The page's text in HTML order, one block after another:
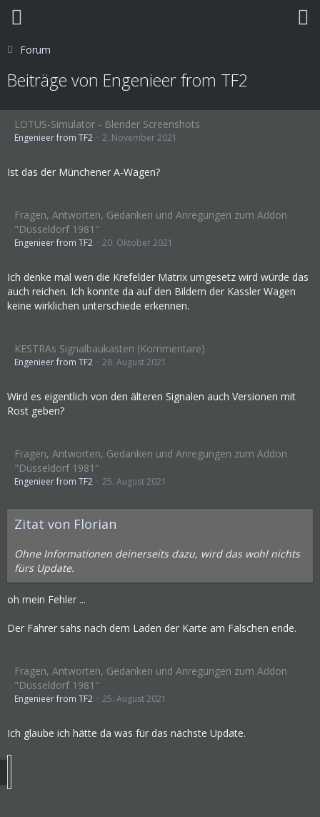
Forum
Beiträge von Engenieer from TF2
LOTUS-Simulator - Blender Screenshots
Engenieer from TF2 2. November 2021
Ist das der Münchener A-Wagen?
Fragen, Antworten, Gedanken und Anregungen zum Addon
"Düsseldorf 1981"
Engenieer from TF2 20. Oktober 2021
Ich denke mal wen die Krefelder Matrix umgesetz wird würde das
auch reichen. Ich konnte da auf den Bildern der Kassler Wagen
keine wirklichen unterschiede erkennen.
KESTRAs Signalbaukasten (Kommentare)
Engenieer from TF2 28. August 2021
Wird es eigentlich von den älteren Signalen auch Versionen mit
Rost geben?
Fragen, Antworten, Gedanken und Anregungen zum Addon
"Düsseldorf 1981"
Engenieer from TF2 25. August 2021
Zitat von Florian
Ohne Informationen deinerseits dazu, wird das wohl nichts
fürs Update.
oh mein Fehler ...
Der Fahrer sahs nach dem Laden der Karte am Falschen ende.
Fragen, Antworten, Gedanken und Anregungen zum Addon
"Düsseldorf 1981"
Engenieer from TF2 25. August 2021
Ich glaube ich hätte da was für das nächste Update.